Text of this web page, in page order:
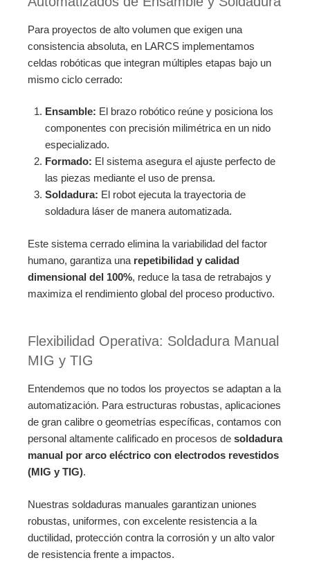
Para proyectos de alto volumen que exigen una
consistencia absoluta, en LARCS implementamos
celdas robóticas que integran múltiples etapas bajo un
mismo ciclo cerrado:
Ensamble: El brazo robótico reúne y posiciona los
componentes con precisión milimétrica en un nido
especializado.
Formado: El sistema asegura el ajuste perfecto de
las piezas mediante el uso de prensa.
Soldadura: El robot ejecuta la trayectoria de
soldadura láser de manera automatizada.
Este sistema cerrado elimina la variabilidad del factor
humano, garantiza una repetibilidad y calidad
dimensional del 100%, reduce la tasa de retrabajos y
maximiza el rendimiento global del proceso productivo.
Flexibilidad Operativa: Soldadura Manual
MIG y TIG
Entendemos que no todos los proyectos se adaptan a la
automatización. Para estructuras robustas, aplicaciones
de gran calibre o geometrías específicas, contamos con
personal altamente calificado en procesos de soldadura
manual por arco eléctrico con electrodos revestidos
(MIG y TIG).
Nuestras soldaduras manuales garantizan uniones
robustas, uniformes, con excelente resistencia a la
ductilidad, protección contra la corrosión y un alto valor
de resistencia frente a impactos.